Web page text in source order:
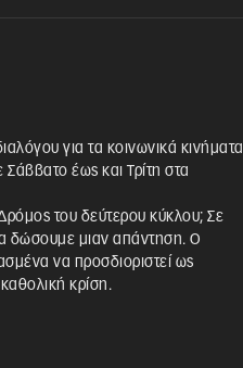
για τα κοινωνικά κινήματα
έως και Τρίτη στα
του δεύτερου κύκλου; Σε
δώσουμε μιαν απάντηση. Ο
να προσδιοριστεί ως
κρίση.